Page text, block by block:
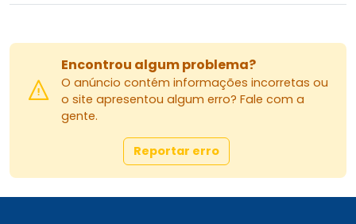
Encontrou algum problema?
O anúncio contém informações incorretas ou
o site apresentou algum erro? Fale com a
gente.
Reportar erro